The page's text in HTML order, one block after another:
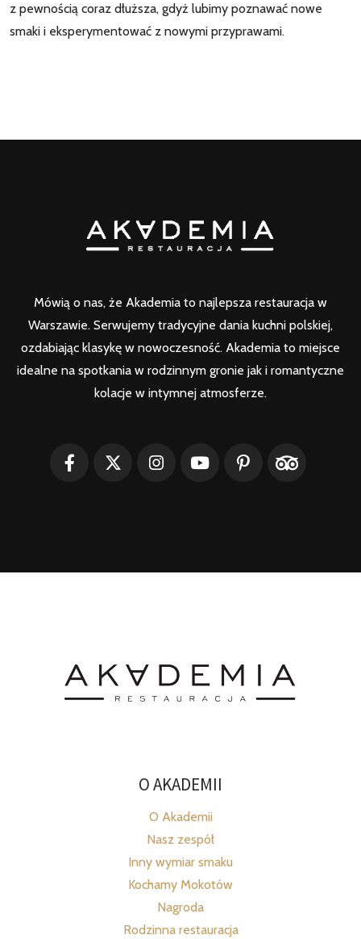
z pewnością coraz dłuższa, gdyż lubimy poznawać nowe
smaki i eksperymentować z nowymi przyprawami.
Mówią o nas, że Akademia to najlepsza restauracja w
Warszawie. Serwujemy tradycyjne dania kuchni polskiej,
ozdabiając klasykę w nowoczesność. Akademia to miejsce
idealne na spotkania w rodzinnym gronie jak i romantyczne
kolacje w intymnej atmosferze.
O AKADEMII
O Akademii
Nasz zespół
Inny wymiar smaku
Kochamy Mokotów
Nagroda
Rodzinna restauracja